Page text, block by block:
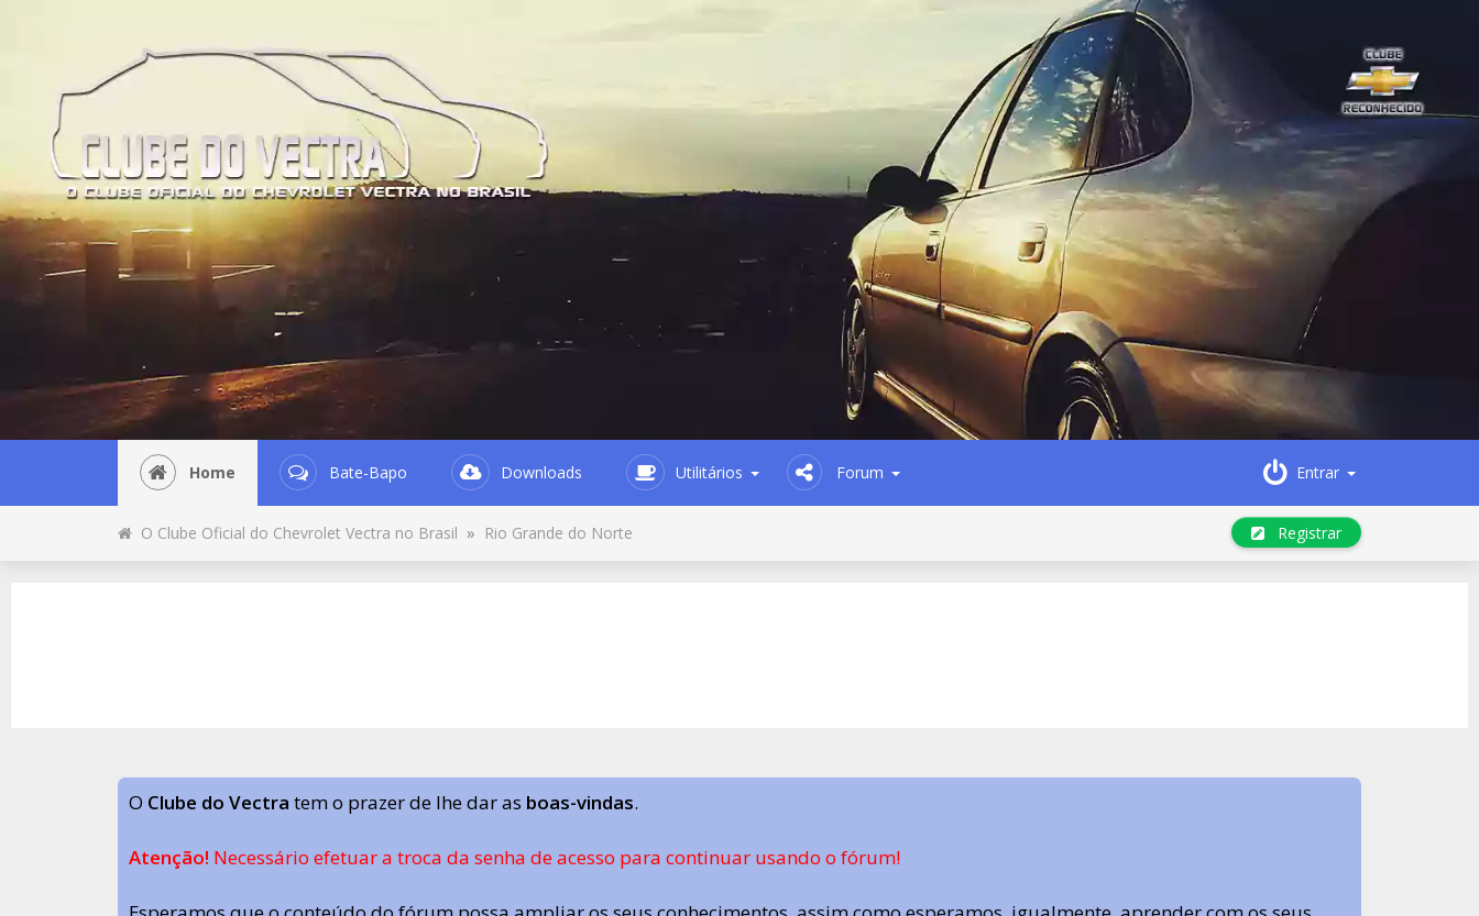
Home Bate-Bapo Downloads Utilitários Forum Entrar
O Clube Oficial do Chevrolet Vectra no Brasil » Rio Grande do Norte Registrar
O Clube do Vectra tem o prazer de lhe dar as boas-vindas.
Atenção! Necessário efetuar a troca da senha de acesso para continuar usando o fórum!